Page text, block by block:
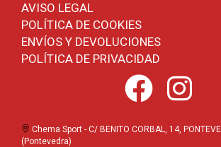
AVISO LEGAL
POLÍTICA DE COOKIES
ENVÍOS Y DEVOLUCIONES
POLÍTICA DE PRIVACIDAD
Chema Sport - C/ BENITO CORBAL, 14,
(Pontevedra)